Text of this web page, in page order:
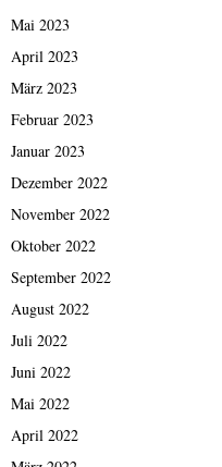
Mai 2023
April 2023
März 2023
Februar 2023
Januar 2023
Dezember 2022
November 2022
Oktober 2022
September 2022
August 2022
Juli 2022
Juni 2022
Mai 2022
April 2022